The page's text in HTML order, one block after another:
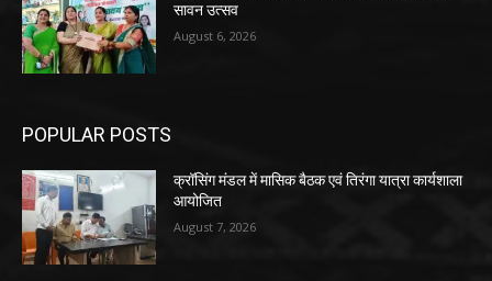
सावन उत्सव
August 6, 2026
POPULAR POSTS
क्रॉसिंग मंडल में मासिक बैठक एवं तिरंगा यात्रा कार्यशाला
आयोजित
August 7, 2026